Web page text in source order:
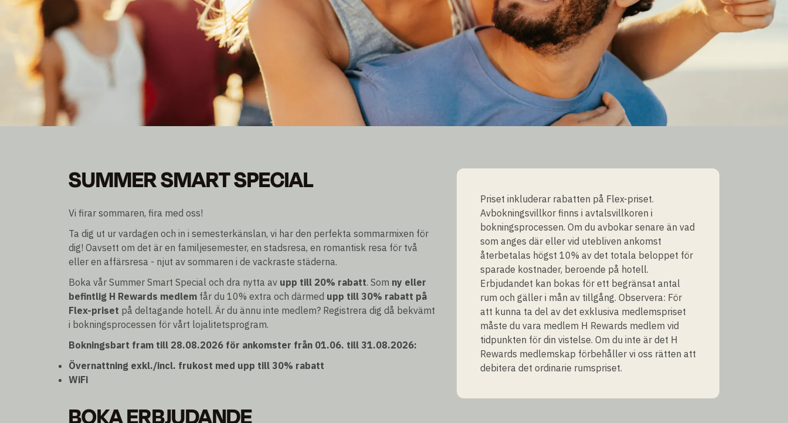
Bli medlem och spara upp till 30% rabatt
SUMMER SMART SPECIAL
Vi firar sommaren, fira med oss!
Ta dig ut ur vardagen och in i semesterkänslan, vi har den perfekta sommarmixen för
dig! Oavsett om det är en familjesemester, en stadsresa, en romantisk resa för två
eller en affärsresa - njut av sommaren i de vackraste städerna.
Boka vår Summer Smart Special och dra nytta av upp till 20% rabatt. Som ny eller
befintlig H Rewards medlem får du 10% extra och därmed upp till 30% rabatt på
Flex-priset på deltagande hotell. Är du ännu inte medlem? Registrera dig då bekvämt
i bokningsprocessen för vårt lojalitetsprogram.
Bokningsbart fram till 28.08.2026 för ankomster från 01.06. till 31.08.2026:
Övernattning exkl./incl. frukost med upp till 30% rabatt
WiFi
Priset inkluderar rabatten på Flex-priset.
Avbokningsvillkor finns i avtalsvillkoren i
bokningsprocessen. Om du avbokar senare än vad
som anges där eller vid utebliven ankomst
återbetalas högst 10% av det totala beloppet för
sparade kostnader, beroende på hotell.
Erbjudandet kan bokas för ett begränsat antal
rum och gäller i mån av tillgång. Observera: För
att kunna ta del av det exklusiva medlemspriset
måste du vara medlem H Rewards medlem vid
tidpunkten för din vistelse. Om du inte är det H
Rewards medlemskap förbehåller vi oss rätten att
debitera det ordinarie rumspriset.